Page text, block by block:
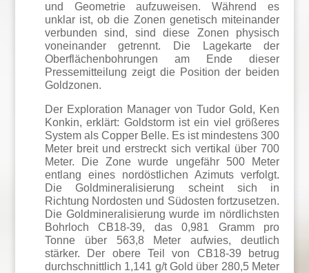
und Geometrie aufzuweisen. Während es
unklar ist, ob die Zonen genetisch miteinander
verbunden sind, sind diese Zonen physisch
voneinander getrennt. Die Lagekarte der
Oberflächenbohrungen am Ende dieser
Pressemitteilung zeigt die Position der beiden
Goldzonen.
Der Exploration Manager von Tudor Gold, Ken
Konkin, erklärt: Goldstorm ist ein viel größeres
System als Copper Belle. Es ist mindestens 300
Meter breit und erstreckt sich vertikal über 700
Meter. Die Zone wurde ungefähr 500 Meter
entlang eines nordöstlichen Azimuts verfolgt.
Die Goldmineralisierung scheint sich in
Richtung Nordosten und Südosten fortzusetzen.
Die Goldmineralisierung wurde im nördlichsten
Bohrloch CB18-39, das 0,981 Gramm pro
Tonne über 563,8 Meter aufwies, deutlich
stärker. Der obere Teil von CB18-39 betrug
durchschnittlich 1,141 g/t Gold über 280,5 Meter